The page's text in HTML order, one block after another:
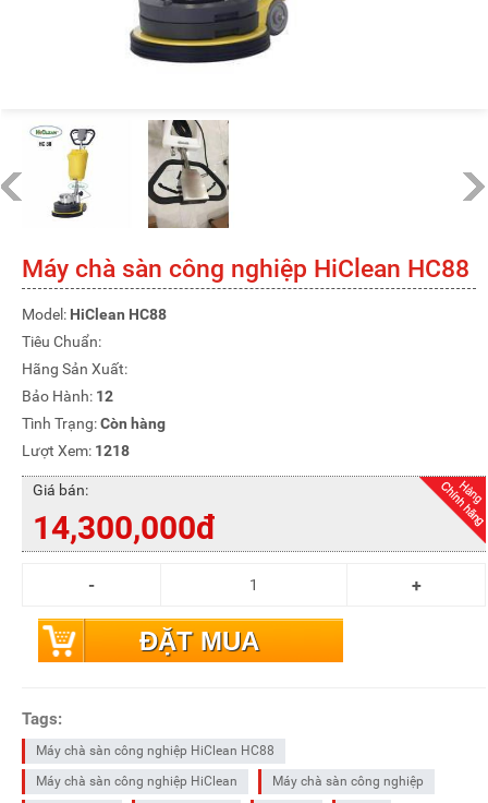
Máy chà sàn công nghiệp HiClean HC88
Model: HiClean HC88
Tiêu Chuẩn:
Hãng Sản Xuất:
Bảo Hành: 12
Tình Trạng:Còn hàng
Lượt Xem: 1218
Giá bán:
14,300,000đ
ĐẶT MUA
Tags:
Máy chà sàn công nghiệp HiClean HC88
Máy chà sàn công nghiệp HiClean
Máy chà sàn công nghiệp